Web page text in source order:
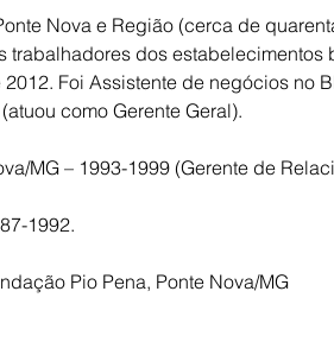
Nova e Região (cerca de
trabalhadores dos estabelecimentos
Foi Assistente de negócios no
como Gerente Geral).
MG – 1993-1999 (Gerente de
1992.
Pio Pena, Ponte Nova/MG